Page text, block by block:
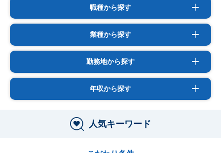
職種から探す
業種から探す
勤務地から探す
年収から探す
人気キーワード